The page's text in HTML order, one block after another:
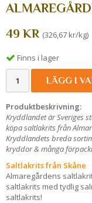
49 KR (326,67 kr/kg)
Finns i lager
LÄGG I
Produktbeskrivning:
Kryddlandet är Sveriges
köpa saltlakrits från
Kryddlandets breda
kryddor & många
Saltlakrits från Skåne
Almaregårdens
saltlakrits med tydlig
saltlakrits!